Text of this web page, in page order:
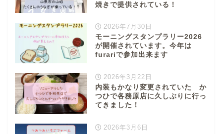
焼きで提供されている！
2026年7月30日
モーニングスタンプラリー2026
が開催されています。今年は
furariで参加出来ます
2026年3月22日
内装もかなり変更されていた か
つひで各務原店に久しぶりに行っ
てきました！
2026年3月6日
海津市
関ケ原市